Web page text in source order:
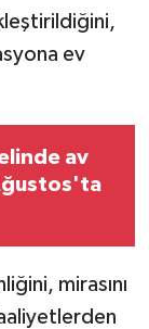
ev
av
mirasını